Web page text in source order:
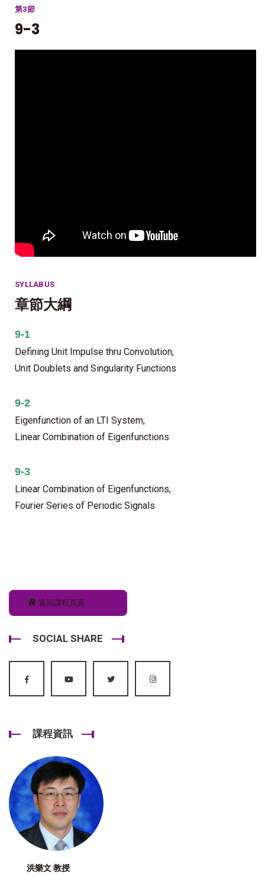
第3節
9-3
SYLLABUS
章節大綱
9-1
Defining Unit Impulse thru Convolution,
Unit Doublets and Singularity Functions
9-2
Eigenfunction of an LTI System,
Linear Combination of Eigenfunctions
9-3
Linear Combination of Eigenfunctions,
Fourier Series of Periodic Signals
返回課程頁面
SOCIAL SHARE
課程資訊
洪樂文 教授